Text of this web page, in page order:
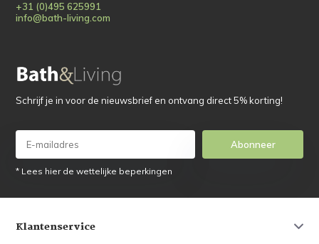
+31 (0)495 625991
info@bath-living.com
Schrijf je in voor de nieuwsbrief en ontvang direct 5% korting!
Abonneer
* Lees hier de wettelijke beperkingen
Klantenservice